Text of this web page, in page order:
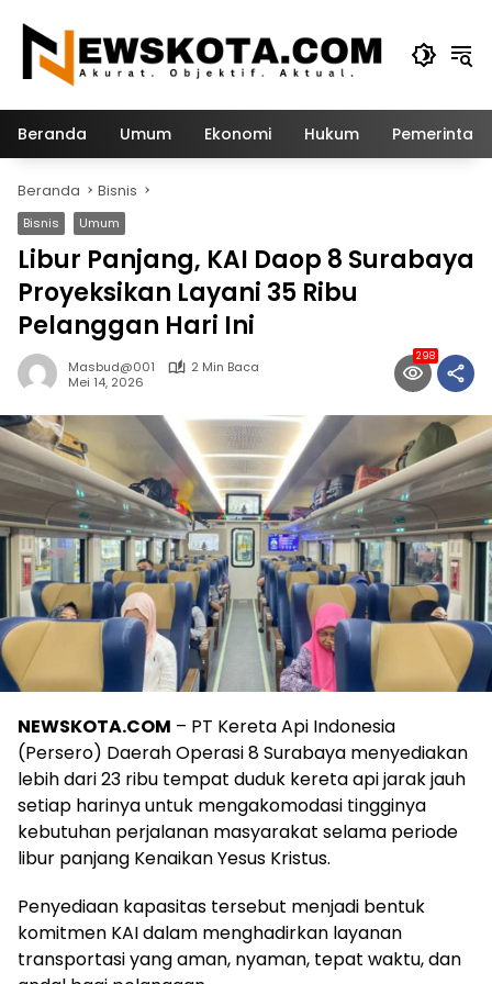
konten
Beranda Umum Ekonomi Hukum
Beranda Bisnis
Bisnis Umum
Libur Panjang, KAI Daop 8 Surabaya
Proyeksikan Layani 35 Ribu
Pelanggan Hari Ini
Masbud@001
2 Min Baca
Mei 14, 2026
298
NEWSKOTA.COM – PT Kereta Api Indonesia
(Persero) Daerah Operasi 8 Surabaya menyediakan
lebih dari 23 ribu tempat duduk kereta api jarak jauh
setiap harinya untuk mengakomodasi tingginya
kebutuhan perjalanan masyarakat selama periode
libur panjang Kenaikan Yesus Kristus.
Penyediaan kapasitas tersebut menjadi bentuk
komitmen KAI dalam menghadirkan layanan
transportasi yang aman, nyaman, tepat waktu, dan